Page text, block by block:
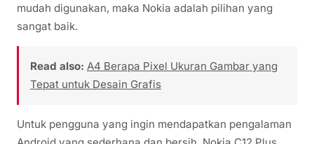
mudah digunakan, maka Nokia adalah pilihan yang
sangat baik.
Read also: A4 Berapa Pixel Ukuran Gambar yang
Tepat untuk Desain Grafis
Untuk pengguna yang ingin mendapatkan pengalaman